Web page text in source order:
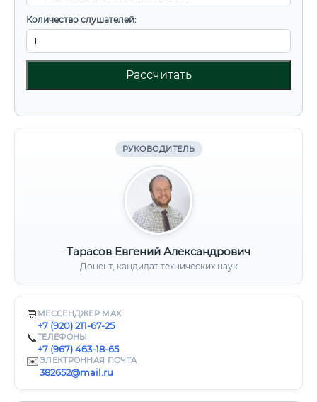
Количество слушателей:
Рассчитать
РУКОВОДИТЕЛЬ
Тарасов Евгений Александрович
Доцент, кандидат технических наук
💬 МЕССЕНДЖЕР MAX
+7 (920) 211-67-25
📞ТЕЛЕФОНЫ
+7 (967) 463-18-65
✉️ЭЛЕКТРОННАЯ ПОЧТА
382652@mail.ru